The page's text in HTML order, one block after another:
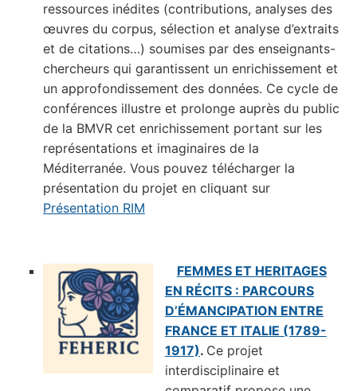
ressources inédites (contributions, analyses des
œuvres du corpus, sélection et analyse d’extraits
et de citations…) soumises par des enseignants-
chercheurs qui garantissent un enrichissement et
un approfondissement des données. Ce cycle de
conférences illustre et prolonge auprès du public
de la BMVR cet enrichissement portant sur les
représentations et imaginaires de la
Méditerranée. Vous pouvez télécharger la
présentation du projet en cliquant sur
Présentation RIM
FEMMES ET HERITAGES
EN RÉCITS : PARCOURS
D’ÉMANCIPATION ENTRE
FRANCE ET ITALIE (1789-
1917). Ce projet
interdisciplinaire et